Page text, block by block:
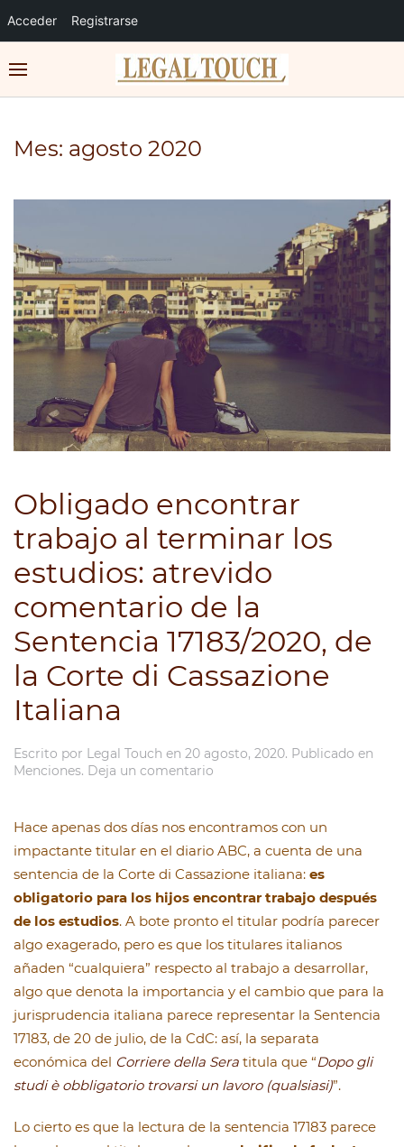
Acceder Registrarse
Mes: agosto 2020
Obligado encontrar
trabajo al terminar los
estudios: atrevido
comentario de la
Sentencia 17183/2020, de
la Corte di Cassazione
Italiana
Escrito por Legal Touch en 20 agosto, 2020. Publicado en
Menciones. Deja un comentario
Hace apenas dos días nos encontramos con un
impactante titular en el diario ABC, a cuenta de una
sentencia de la Corte di Cassazione italiana: es
obligatorio para los hijos encontrar trabajo después
de los estudios. A bote pronto el titular podría parecer
algo exagerado, pero es que los titulares italianos
añaden “cualquiera” respecto al trabajo a desarrollar,
algo que denota la importancia y el cambio que para la
jurisprudencia italiana parece representar la Sentencia
17183, de 20 de julio, de la CdC: así, la separata
económica del Corriere della Sera titula que “Dopo gli
studi è obbligatorio trovarsi un lavoro (qualsiasi)”.
Lo cierto es que la lectura de la sentencia 17183 parece